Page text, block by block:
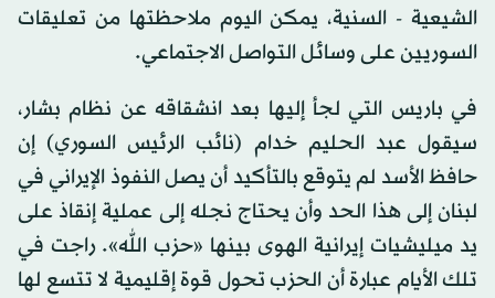
الشيعية - السنية، يمكن اليوم ملاحظتها من تعليقات
السوريين على وسائل التواصل الاجتماعي.
في باريس التي لجأ إليها بعد انشقاقه عن نظام بشار،
سيقول عبد الحليم خدام (نائب الرئيس السوري) إن
حافظ الأسد لم يتوقع بالتأكيد أن يصل النفوذ الإيراني في
لبنان إلى هذا الحد وأن يحتاج نجله إلى عملية إنقاذ على
يد ميليشيات إيرانية الهوى بينها «حزب الله». راجت في
تلك الأيام عبارة أن الحزب تحول قوة إقليمية لا تتسع لها